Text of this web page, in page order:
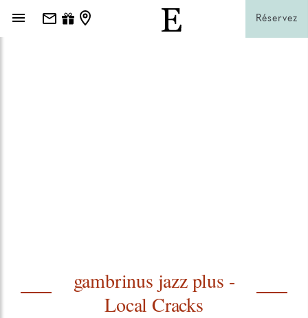
Réservez
gambrinus jazz plus -
Local Cracks